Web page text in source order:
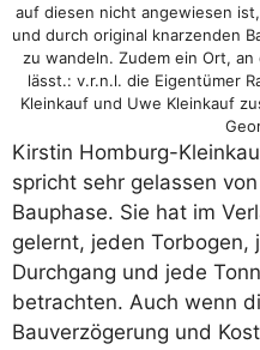
auf diesen nicht angewiesen
und durch original knarzenden
zu wandeln. Zudem ein Ort,
lässt.: v.r.n.l. die Eigentümer
Kleinkauf und Uwe Kleinkauf
Kirstin Homburg-
spricht sehr gelassen
Bauphase. Sie hat im
gelernt, jeden Torbogen,
Durchgang und jede
betrachten. Auch wenn
Bauverzögerung und